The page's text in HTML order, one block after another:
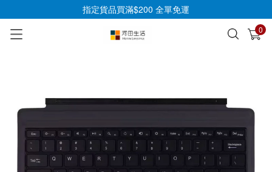
指定貨品買滿$200 全單免運
0
已加入購物車 查看